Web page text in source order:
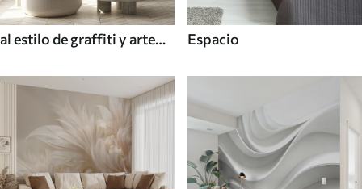
al estilo de graffiti y arte
Espacio